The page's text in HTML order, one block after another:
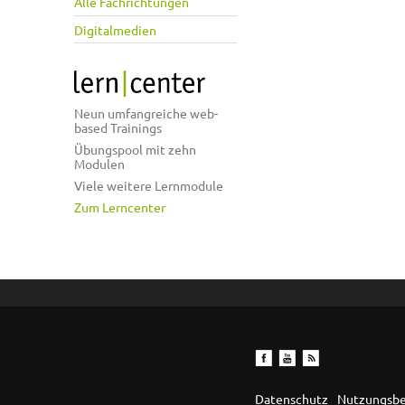
Digitalmedien
Neun umfangreiche web-
based Trainings
Übungspool mit zehn
Modulen
Viele weitere Lernmodule
Zum Lerncenter
Datenschutz